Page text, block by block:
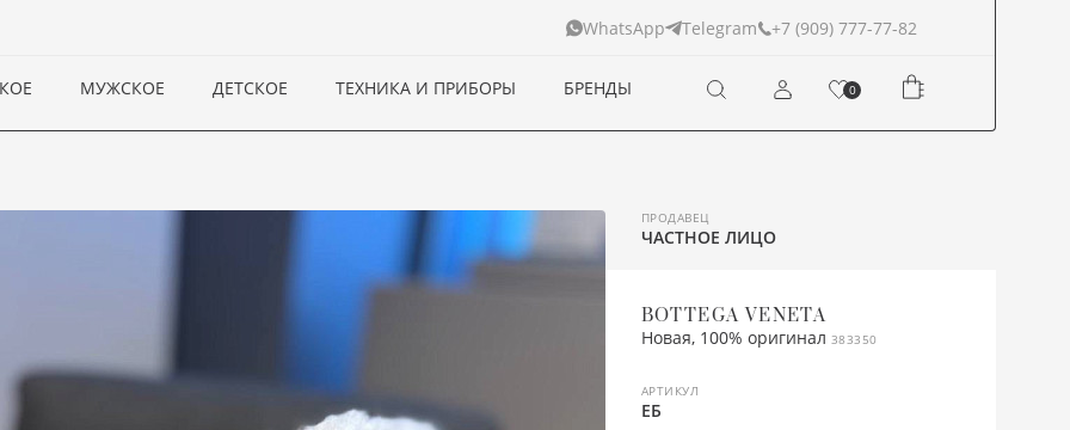
WhatsApp Telegram +7 (909) 777-77-82
МУЖСКОЕ ДЕТСКОЕ ТЕХНИКА И ПРИБОРЫ БРЕНДЫ 0
BOTTEGA VENETA
Новая, 100% оригинал 383350
ПРОДАВЕЦ
ЧАСТНОЕ ЛИЦО
АРТИКУЛ
ЕБ